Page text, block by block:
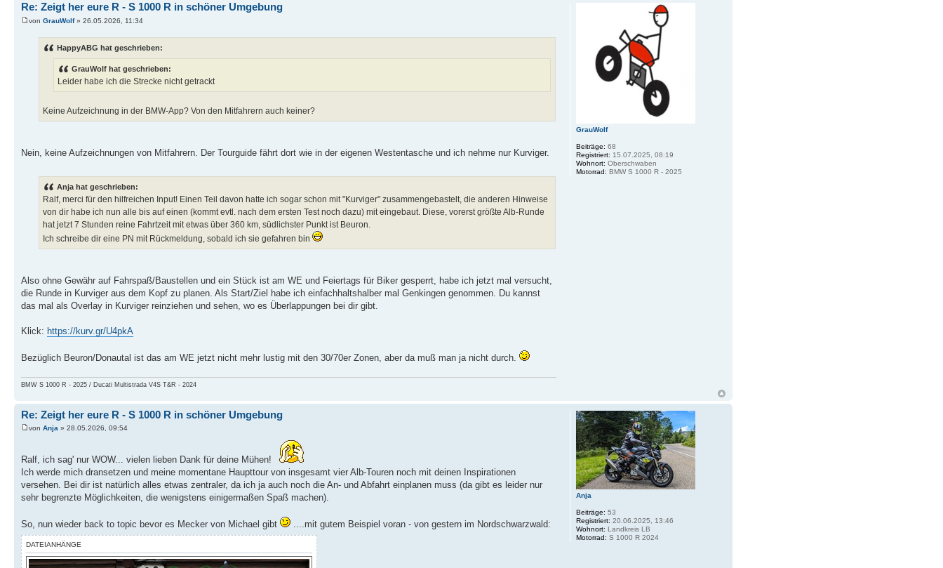
Re: Zeigt her eure R - S 1000 R in schöner Umgebung
von GrauWolf» 26.05.2026, 11:34
HappyABG hat geschrieben:
GrauWolf hat geschrieben:
Leider habe ich die Strecke nicht getrackt
Keine Aufzeichnung in der BMW-App? Von den Mitfahrern auch keiner?
Nein, keine Aufzeichnungen von Mitfahrern. Der Tourguide fährt dort wie in der eigenen Westentasche und ich nehme nur Kurviger.
Anja hat geschrieben:
Ralf, merci für den hilfreichen Input! Einen Teil davon hatte ich sogar schon mit "Kurviger" zusammengebastelt, die anderen Hinweise
von dir habe ich nun alle bis auf einen (kommt evtl. nach dem ersten Test noch dazu) mit eingebaut. Diese, vorerst größte Alb-Runde
hat jetzt 7 Stunden reine Fahrtzeit mit etwas über 360 km, südlichster Punkt ist Beuron.
Ich schreibe dir eine PN mit Rückmeldung, sobald ich sie gefahren bin
Also ohne Gewähr auf Fahrspaß/Baustellen und ein Stück ist am WE und Feiertags für Biker gesperrt, habe ich jetzt mal versucht,
die Runde in Kurviger aus dem Kopf zu planen. Als Start/Ziel habe ich einfachhaltshalber mal Genkingen genommen. Du kannst
das mal als Overlay in Kurviger reinziehen und sehen, wo es Überlappungen bei dir gibt.
Klick: https://kurv.gr/U4pkA
Bezüglich Beuron/Donautal ist das am WE jetzt nicht mehr lustig mit den 30/70er Zonen, aber da muß man ja nicht durch.
BMW S 1000 R - 2025 / Ducati Multistrada V4S T&R - 2024
GrauWolf
Beiträge: 68
Registriert: 15.07.2025, 08:19
Wohnort: Oberschwaben
Motorrad: BMW S 1000 R - 2025
Re: Zeigt her eure R - S 1000 R in schöner Umgebung
von Anja » 28.05.2026, 09:54
Ralf, ich sag' nur WOW... vielen lieben Dank für deine Mühen!
Ich werde mich dransetzen und meine momentane Haupttour von insgesamt vier Alb-Touren noch mit deinen Inspirationen
versehen. Bei dir ist natürlich alles etwas zentraler, da ich ja auch noch die An- und Abfahrt einplanen muss (da gibt es leider nur
sehr begrenzte Möglichkeiten, die wenigstens einigermaßen Spaß machen).
So, nun wieder back to topic bevor es Mecker von Michael gibt ....mit gutem Beispiel voran - von gestern im Nordschwarzwald:
DATEIANHÄNGE
Anja
Beiträge: 53
Registriert: 20.06.2025, 13:46
Wohnort: Landkreis LB
Motorrad: S 1000 R 2024